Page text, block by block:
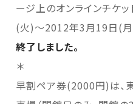
ージ上のオンラインチケ
(火)～2012年3月19日(月
終了しました。
＊
早割ペア券(2000円)は、